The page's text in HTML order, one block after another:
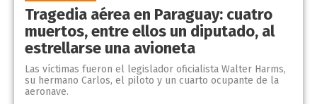
Tragedia aérea en Paraguay: cuatro
muertos, entre ellos un diputado, al
estrellarse una avioneta
Las víctimas fueron el legislador oficialista Walter Harms,
su hermano Carlos, el piloto y un cuarto ocupante de la
aeronave.